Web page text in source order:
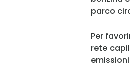
parco
Per
rete